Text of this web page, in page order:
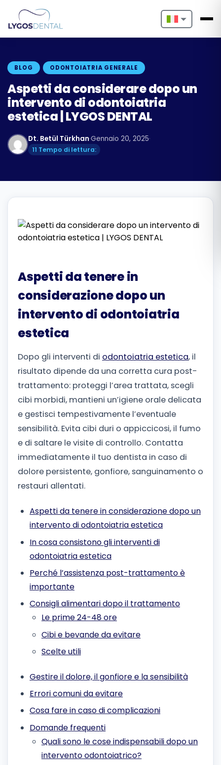
Nederlands
Deutsch
Italiano
Български
Română
BLOG ODONTOIATRIA GENERALE
Aspetti da considerare dopo un
intervento di odontoiatria
estetica | LYGOS DENTAL
Dt. Betül Türkhan·Gennaio 20, 2025·
11 Tempo di lettura:
Aspetti da tenere in
considerazione dopo un
intervento di odontoiatria
estetica
Dopo gli interventi di odontoiatria estetica, il
risultato dipende da una corretta cura post-
trattamento: proteggi l’area trattata, scegli
cibi morbidi, mantieni un’igiene orale delicata
e gestisci tempestivamente l’eventuale
sensibilità. Evita cibi duri o appiccicosi, il fumo
e di saltare le visite di controllo. Contatta
immediatamente il tuo dentista in caso di
dolore persistente, gonfiore, sanguinamento o
restauri allentati.
Aspetti da tenere in considerazione dopo un
intervento di odontoiatria estetica
In cosa consistono gli interventi di
odontoiatria estetica
Perché l’assistenza post-trattamento è
importante
Consigli alimentari dopo il trattamento
Le prime 24-48 ore
Cibi e bevande da evitare
Scelte utili
Gestire il dolore, il gonfiore e la sensibilità
Errori comuni da evitare
Cosa fare in caso di complicazioni
Domande frequenti
Quali sono le cose indispensabili dopo un
intervento odontoiatrico?